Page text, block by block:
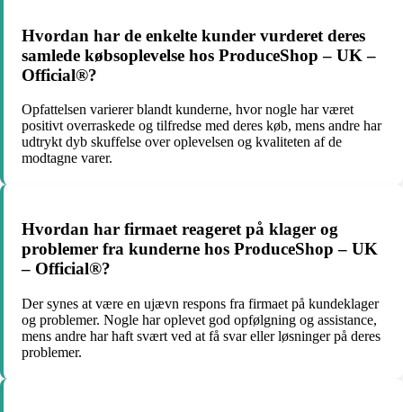
Hvordan har de enkelte kunder vurderet deres
samlede købsoplevelse hos ProduceShop – UK –
Official®?
Opfattelsen varierer blandt kunderne, hvor nogle har været
positivt overraskede og tilfredse med deres køb, mens andre har
udtrykt dyb skuffelse over oplevelsen og kvaliteten af de
modtagne varer.
Hvordan har firmaet reageret på klager og
problemer fra kunderne hos ProduceShop – UK
– Official®?
Der synes at være en ujævn respons fra firmaet på kundeklager
og problemer. Nogle har oplevet god opfølgning og assistance,
mens andre har haft svært ved at få svar eller løsninger på deres
problemer.